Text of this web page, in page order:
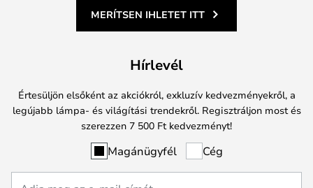
MERÍTSEN IHLETET ITT
Hírlevél
Értesüljön elsőként az akciókról, exkluzív kedvezményekről, a
legújabb lámpa- és világítási trendekről. Regisztráljon most és
szerezzen 7 500 Ft kedvezményt!
Magánügyfél Cég